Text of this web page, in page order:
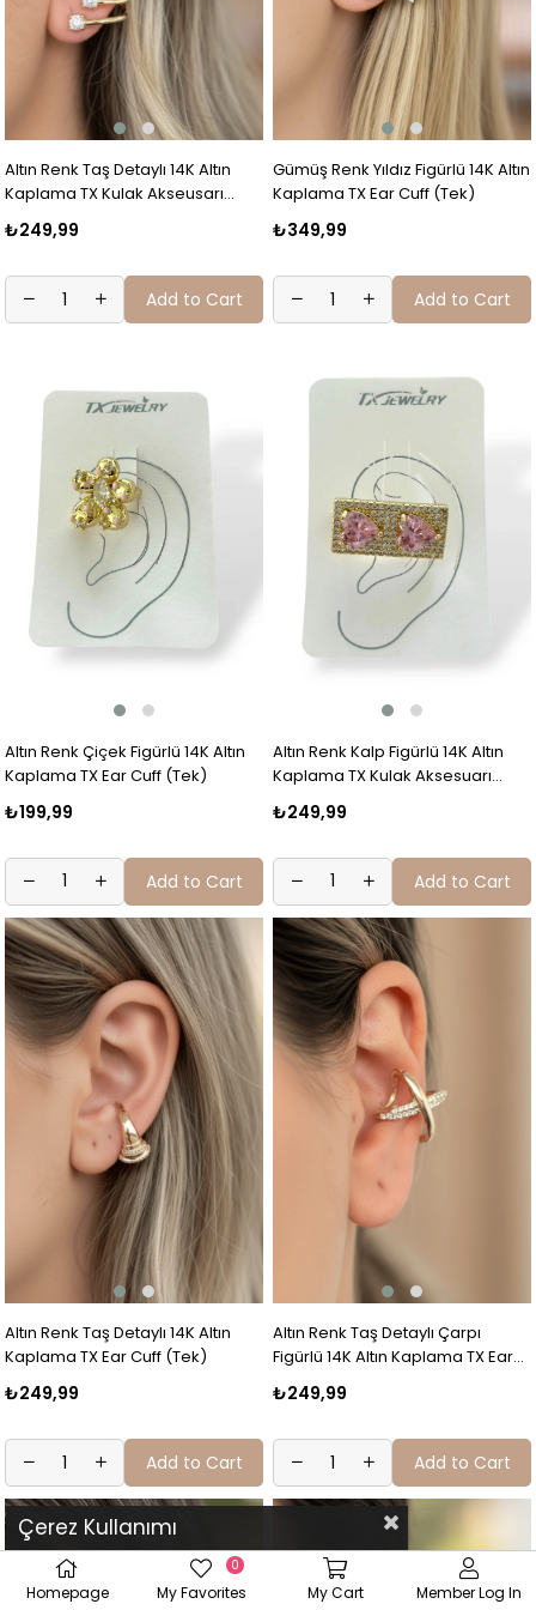
Altın Renk Taş Detaylı 14K Altın
Kaplama TX Kulak Akseusarı
(Tek)
₺249,99
Add to Cart
Gümüş Renk Yıldız Figürlü 14K Altın
Kaplama TX Ear Cuff (Tek)
₺349,99
Add to Cart
Altın Renk Çiçek Figürlü 14K Altın
Kaplama TX Ear Cuff (Tek)
₺199,99
Add to Cart
Altın Renk Kalp Figürlü 14K Altın
Kaplama TX Kulak Aksesuarı
₺249,99
Add to Cart
Altın Renk Taş Detaylı 14K Altın
Kaplama TX Ear Cuff (Tek)
₺249,99
Add to Cart
Altın Renk Taş Detaylı Çarpı
Figürlü 14K Altın Kaplama TX Ear
Cuff (Tek)
₺249,99
Add to Cart
Çerez Kullanımı
Homepage My Favorites
0
My Cart Member Log In